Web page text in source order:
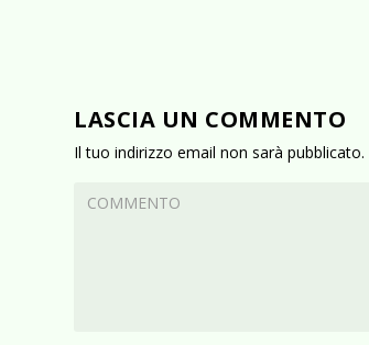
LASCIA UN COMMENTO
Il tuo indirizzo email non sarà pubblicato.